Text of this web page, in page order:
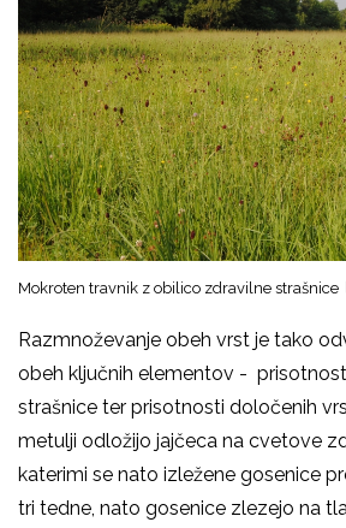
Mokroten travnik z obilico zdravilne strašnice
Razmnoževanje obeh vrst je tako
obeh ključnih elementov -
strašnice ter prisotnosti določenih
metulji odložijo jajčeca na cvetove
katerimi se nato izležene gosenice
tri tedne, nato gosenice zlezejo na